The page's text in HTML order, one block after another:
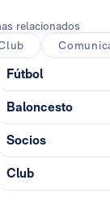
relacionados
Fútbol
Baloncesto
Socios
Club